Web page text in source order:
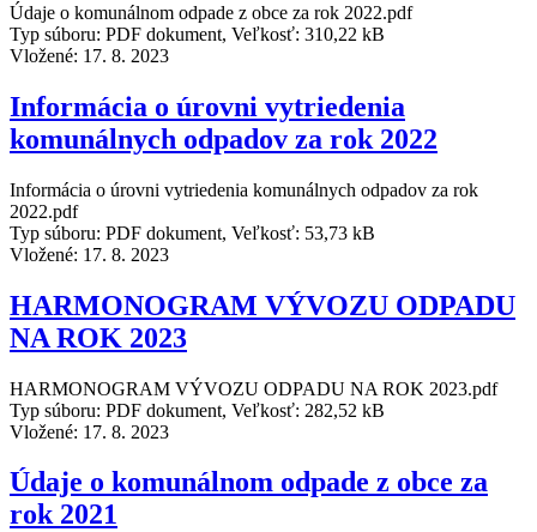
Údaje o komunálnom odpade z obce za rok 2022.pdf
Typ súboru: PDF dokument, Veľkosť: 310,22 kB
Vložené: 17. 8. 2023
Informácia o úrovni vytriedenia
komunálnych odpadov za rok 2022
Informácia o úrovni vytriedenia komunálnych odpadov za rok
2022.pdf
Typ súboru: PDF dokument, Veľkosť: 53,73 kB
Vložené: 17. 8. 2023
HARMONOGRAM VÝVOZU ODPADU
NA ROK 2023
HARMONOGRAM VÝVOZU ODPADU NA ROK 2023.pdf
Typ súboru: PDF dokument, Veľkosť: 282,52 kB
Vložené: 17. 8. 2023
Údaje o komunálnom odpade z obce za
rok 2021